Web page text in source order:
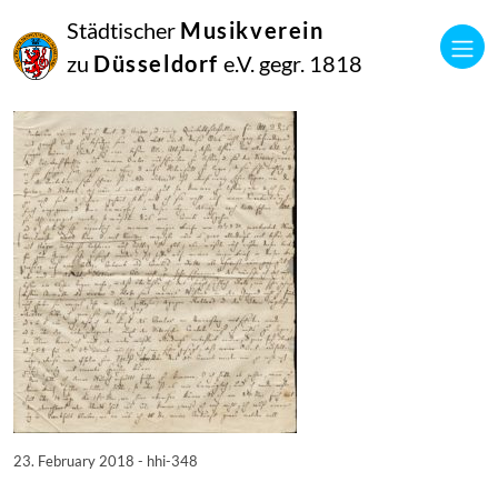
Städtischer Musikverein
zu Düsseldorf e.V. gegr. 1818
Februar
2018
Netkotec
23. February 2018 - hhi-348